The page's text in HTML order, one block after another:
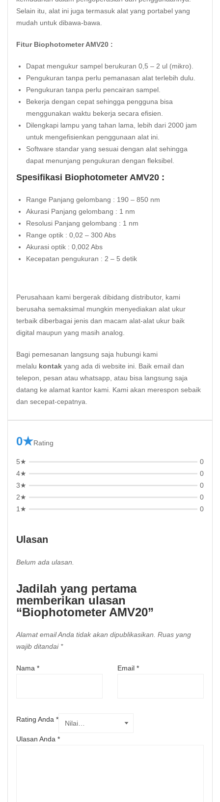
Selain itu, alat ini juga termasuk alat yang portabel yang
mudah untuk dibawa-bawa.
Fitur Biophotometer AMV20 :
Dapat mengukur sampel berukuran 0,5 – 2 ul (mikro).
Pengukuran tanpa perlu pemanasan alat terlebih dulu.
Pengukuran tanpa perlu pencairan sampel.
Bekerja dengan cepat sehingga pengguna bisa
menggunakan waktu bekerja secara efisien.
Dilengkapi lampu yang tahan lama, lebih dari 2000 jam
untuk mengefisienkan penggunaan alat ini.
Software standar yang sesuai dengan alat sehingga
dapat menunjang pengukuran dengan fleksibel.
Spesifikasi Biophotometer AMV20 :
Range Panjang gelombang : 190 – 850 nm
Akurasi Panjang gelombang : 1 nm
Resolusi Panjang gelombang : 1 nm
Range optik : 0,02 – 300 Abs
Akurasi optik : 0,002 Abs
Kecepatan pengukuran : 2 – 5 detik
Perusahaan kami bergerak dibidang distributor, kami
berusaha semaksimal mungkin menyediakan alat ukur
terbaik diberbagai jenis dan macam alat-alat ukur baik
digital maupun yang masih analog.
Bagi pemesanan langsung saja hubungi kami
melalu kontak yang ada di website ini. Baik email dan
telepon, pesan atau whatsapp, atau bisa langsung saja
datang ke alamat kantor kami. Kami akan merespon sebaik
dan secepat-cepatnya.
0★Rating
5★
0
4★
0
3★
0
2★
0
1★
0
Ulasan
Belum ada ulasan.
Jadilah yang pertama
memberikan ulasan
“Biophotometer AMV20”
Alamat email Anda tidak akan dipublikasikan. Ruas yang
wajib ditandai *
Nama * Email *
Rating Anda *
Ulasan Anda *